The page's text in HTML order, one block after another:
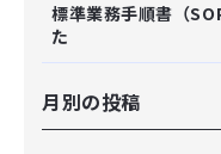
標準業務手順書（
た
月別の投稿